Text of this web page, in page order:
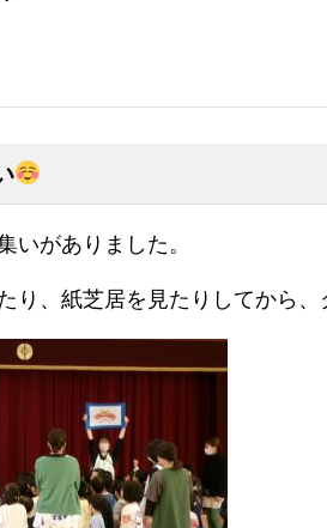
いがありました。
り、紙芝居を見たりしてから